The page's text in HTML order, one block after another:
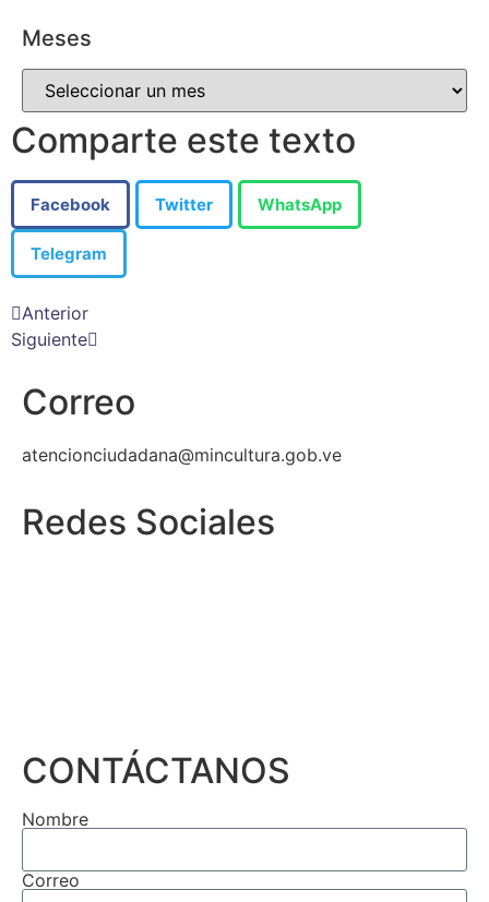
Meses
Comparte este texto
Facebook Twitter WhatsApp
Telegram
Anterior
Siguiente
Correo
atencionciudadana@mincultura.gob.ve
Redes Sociales
CONTÁCTANOS
Nombre
Correo